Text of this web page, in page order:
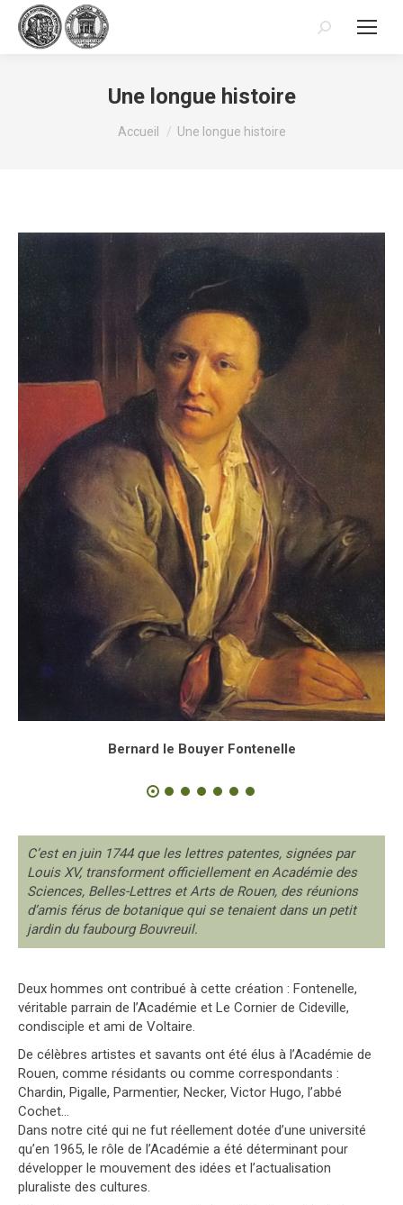
Recherche
Une longue histoire
Accueil Une longue histoire
Bernard le Bouyer Fontenelle
C’est en juin 1744 que les lettres patentes, signées par
Louis XV, transforment officiellement en Académie des
Sciences, Belles-Lettres et Arts de Rouen, des réunions
d’amis férus de botanique qui se tenaient dans un petit
jardin du faubourg Bouvreuil.
Deux hommes ont contribué à cette création : Fontenelle,
véritable parrain de l’Académie et Le Cornier de Cideville,
condisciple et ami de Voltaire.
De célèbres artistes et savants ont été élus à l’Académie de
Rouen, comme résidants ou comme correspondants :
Chardin, Pigalle, Parmentier, Necker, Victor Hugo, l’abbé
Cochet…
Dans notre cité qui ne fut réellement dotée d’une université
qu’en 1965, le rôle de l’Académie a été déterminant pour
développer le mouvement des idées et l’actualisation
pluraliste des cultures.